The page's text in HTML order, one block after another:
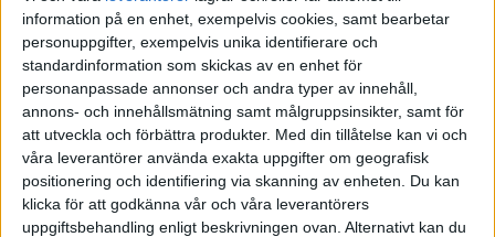
information på en enhet, exempelvis cookies, samt bearbetar
personuppgifter, exempelvis unika identifierare och
standardinformation som skickas av en enhet för
personanpassade annonser och andra typer av innehåll,
annons- och innehållsmätning samt målgruppsinsikter, samt för
att utveckla och förbättra produkter. Med din tillåtelse kan vi och
våra leverantörer använda exakta uppgifter om geografisk
positionering och identifiering via skanning av enheten. Du kan
klicka för att godkänna vår och våra leverantörers
uppgiftsbehandling enligt beskrivningen ovan. Alternativt kan du
Elbilens nyhetsbrev
Håll dig uppdaterad om de senaste nyheterna!
Prenumerera